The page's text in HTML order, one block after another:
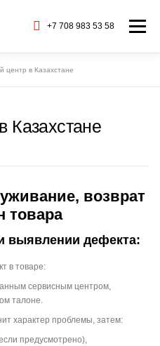
+7 708 983 53 58 Меню
СЕРВИС БАРАХОЛКА
центр в Казахстане
Казахстане
возврат
товара
выявлении дефекта:
в товаре:
сервисным центром,
талоне.
характер проблемы, затем:
предусмотрено),